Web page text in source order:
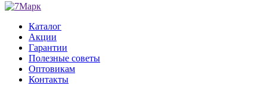
Каталог
Акции
Гарантии
Полезные советы
Оптовикам
Контакты